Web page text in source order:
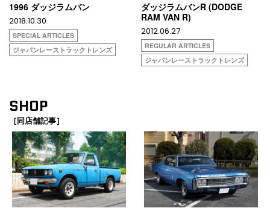
1996 ダッジラムバン
2018.10.30
SPECIAL ARTICLES
ジャパンレーストラックトレンズ
ダッジラムバンR (DODGE
RAM VAN R)
2012.06.27
REGULAR ARTICLES
ジャパンレーストラックトレンズ
SHOP
［同店舗記事］